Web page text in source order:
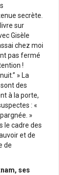
secrète.
sur
Gisèle
chez moi
pas fermé
!
» La
des
à la porte,
: «
»
le cadre des
et de
de
ses